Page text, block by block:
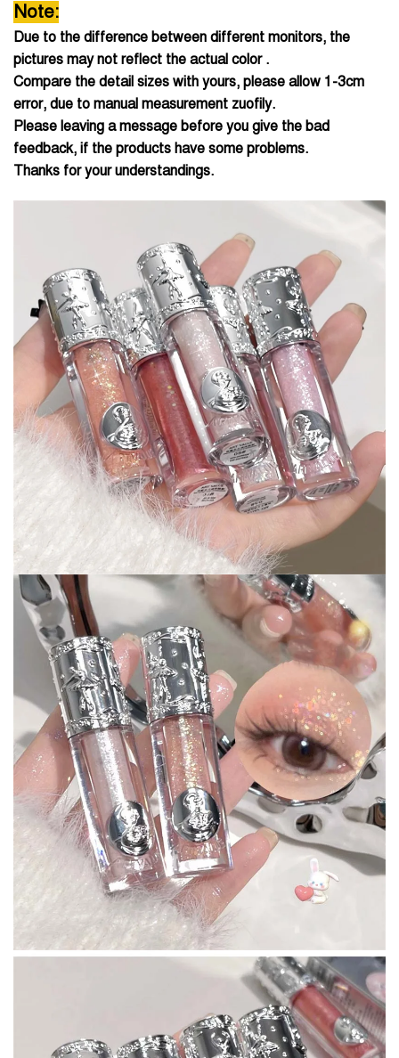
Note:
Due to the difference between different monitors, the
pictures may not reflect the actual color .
Compare the detail sizes with yours, please allow 1-3cm
error, due to manual measurement zuofily.
Please leaving a message before you give the bad
feedback, if the products have some problems.
Thanks for your understandings.